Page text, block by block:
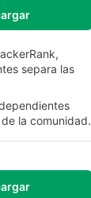
separa las
la comunidad.